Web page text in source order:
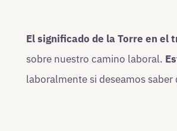
El significado de la Torre en el
sobre nuestro camino laboral.
laboralmente si deseamos